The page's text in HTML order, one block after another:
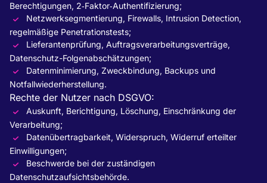
Berechtigungen, 2‑Faktor‑Authentifizierung;
Netzwerksegmentierung, Firewalls, Intrusion Detection,
regelmäßige Penetrationstests;
Lieferantenprüfung, Auftragsverarbeitungsverträge,
Datenschutz-Folgenabschätzungen;
Datenminimierung, Zweckbindung, Backups und
Notfallwiederherstellung.
Rechte der Nutzer nach DSGVO:
Auskunft, Berichtigung, Löschung, Einschränkung der
Verarbeitung;
Datenübertragbarkeit, Widerspruch, Widerruf erteilter
Einwilligungen;
Beschwerde bei der zuständigen
Datenschutzaufsichtsbehörde.